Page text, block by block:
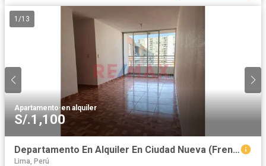
1 /13
Apartamento·en alquiler
S/.1,100
Departamento En Alquiler En Ciudad Nueva (Frente A Tottus De Canta Callao)
Lima, Perú